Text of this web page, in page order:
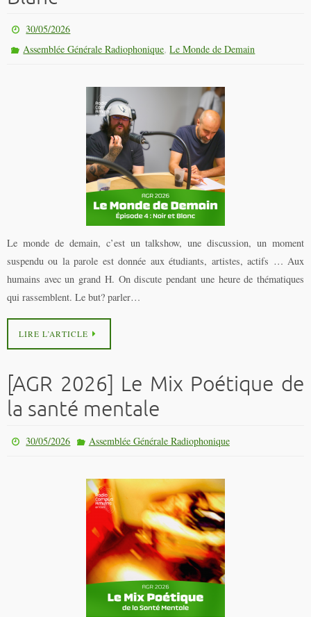
30/05/2026
Assemblée Générale Radiophonique,Le Monde de Demain
Le monde de demain, c’est un talkshow, une discussion, un moment
suspendu ou la parole est donnée aux étudiants, artistes, actifs … Aux
humains avec un grand H. On discute pendant une heure de thématiques
qui rassemblent. Le but? parler…
LIRE L’ARTICLE
[AGR 2026] Le Mix Poétique de
la santé mentale
30/05/2026 Assemblée Générale Radiophonique